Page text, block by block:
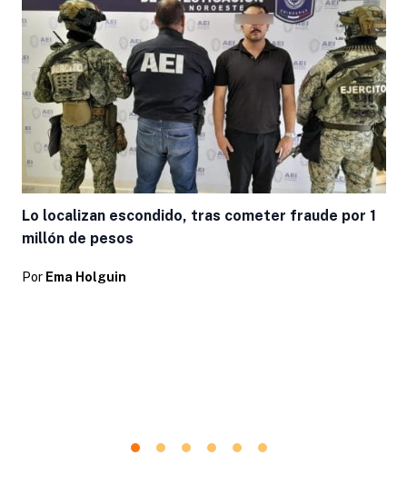
Lo localizan escondido, tras cometer fraude por 1
millón de pesos
Por Ema Holguin